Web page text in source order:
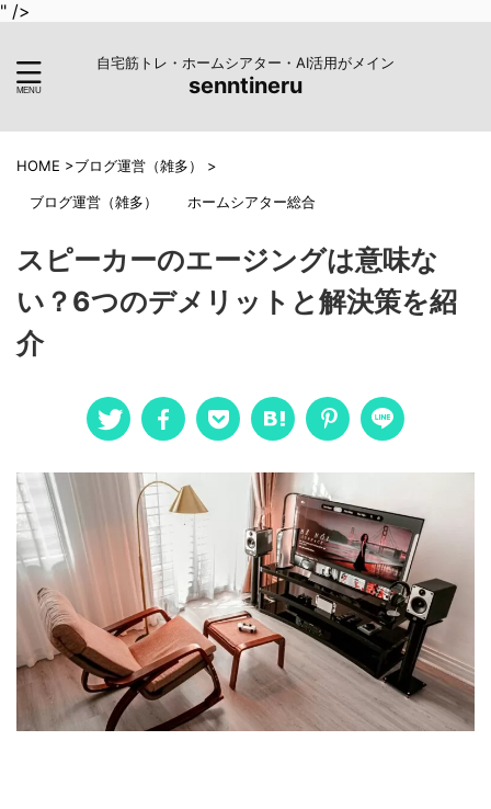
" />
自宅筋トレ・ホームシアター・AI活用がメイン
senntineru
HOME >ブログ運営（雑多） >
ブログ運営（雑多） ホームシアター総合
スピーカーのエージングは意味な
い？6つのデメリットと解決策を紹
介